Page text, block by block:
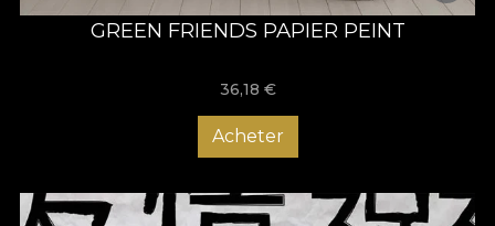
GREEN FRIENDS PAPIER PEINT
36,18 €
Acheter